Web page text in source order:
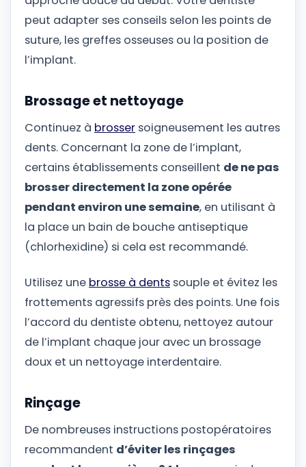
peut adapter ses conseils selon les points de
suture, les greffes osseuses ou la position de
l’implant.
Brossage et nettoyage
Continuez à brosser soigneusement les autres
dents. Concernant la zone de l’implant,
certains établissements conseillent de ne pas
brosser directement la zone opérée
pendant environ une semaine, en utilisant à
la place un bain de bouche antiseptique
(chlorhexidine) si cela est recommandé.
Utilisez une brosse à dents souple et évitez les
frottements agressifs près des points. Une fois
l’accord du dentiste obtenu, nettoyez autour
de l’implant chaque jour avec un brossage
doux et un nettoyage interdentaire.
Rinçage
De nombreuses instructions postopératoires
recommandent d’éviter les rinçages